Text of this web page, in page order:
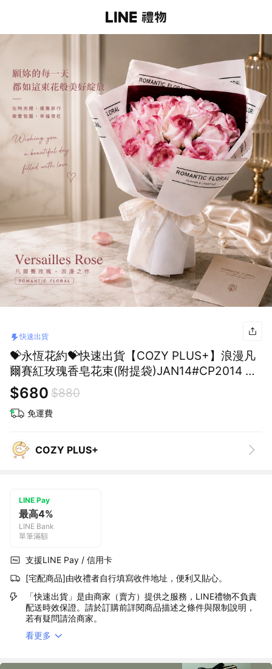
快速出貨
💝永恆花約💝快速出貨【COZY PLUS+】浪漫凡
爾賽紅玫瑰香皂花束(附提袋)JAN14#CP2014 情
人節禮物 女朋友禮物 閨蜜禮物 生日禮物
$680 $880
免運費
COZY PLUS+
LINE Pay
最高4%
LINE Bank
單筆滿額
支援LINE Pay / 信用卡
[宅配商品]由收禮者自行填寫收件地址，便利又貼心。
「快速出貨」是由商家（賣方）提供之服務，LINE禮物不負責
配送時效保證。請於訂購前詳閱商品描述之條件與限制說明，
若有疑問請洽商家。
看更多